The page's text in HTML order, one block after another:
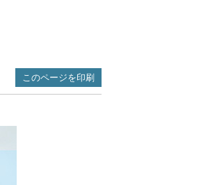
このページを印刷